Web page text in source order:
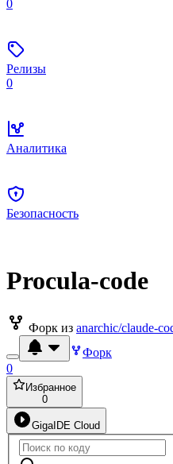
0
Релизы
0
Аналитика
Безопасность
Procula-code
Форк из anarchic/claude-
Форк
0
Избранное
0
GigaIDE Cloud